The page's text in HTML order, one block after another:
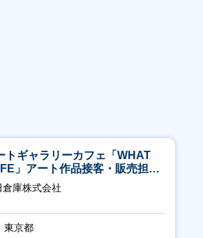
トギャラリーカフェ「WHAT
」アート作品接客・販売担当
ト領域未経験可
倉庫株式会社
東京都